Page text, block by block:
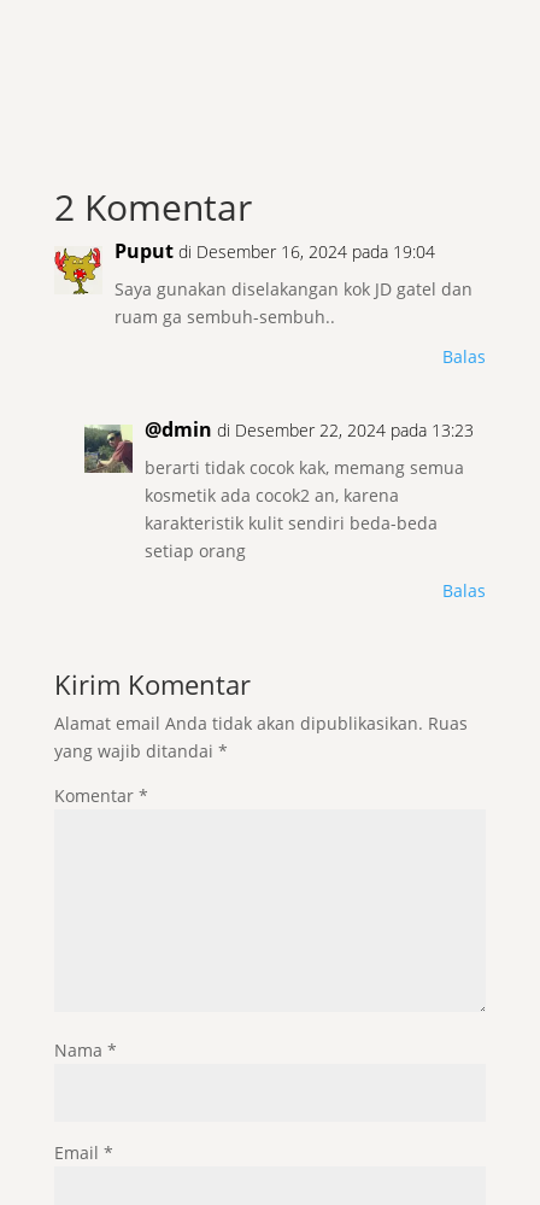
2 Komentar
Puput di Desember 16, 2024 pada 19:04
Saya gunakan diselakangan kok JD gatel dan
ruam ga sembuh-sembuh..
Balas
@dmin di Desember 22, 2024 pada 13:23
berarti tidak cocok kak, memang semua
kosmetik ada cocok2 an, karena
karakteristik kulit sendiri beda-beda
setiap orang
Balas
Kirim Komentar
Alamat email Anda tidak akan dipublikasikan. Ruas
yang wajib ditandai *
Komentar *
Nama *
Email *